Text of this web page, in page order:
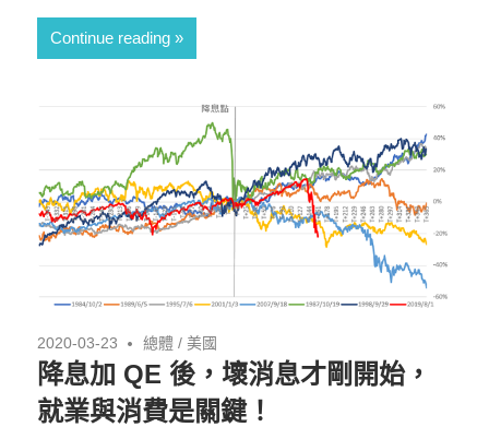
Continue reading
2020-03-23 總體 /美國
降息加 QE 後，壞消息才剛開始，
就業與消費是關鍵！